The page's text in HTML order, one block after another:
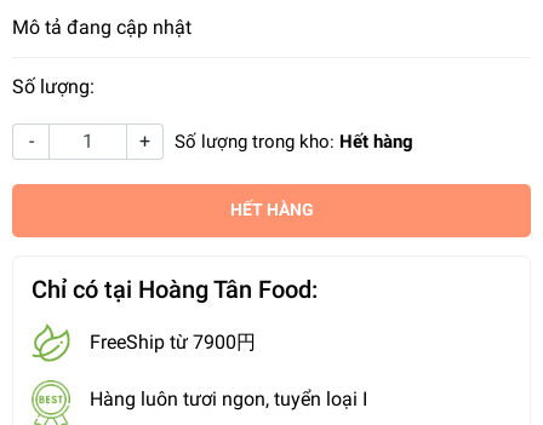
Mô tả đang cập nhật
Số lượng:
- + Số lượng trong kho: Hết hàng
HẾT HÀNG
Chỉ có tại Hoàng Tân Food:
FreeShip từ 7900円
Hàng luôn tươi ngon, tuyển loại I